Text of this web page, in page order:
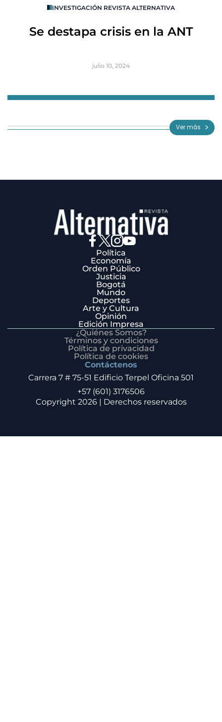
INVESTIGACIÓN REVISTA ALTERNATIVA
Se destapa crisis en la ANT
julio 10, 2024
3
Ver más
Política
Economía
Orden Público
Justicia
Bogotá
Mundo
Deportes
Arte y Cultura
Opinión
Edición Impresa
¿Quiénes Somos?
Términos y condiciones
Política de privacidad
Política de cookies
Contáctenos
Carrera 7 # 75-51 Edificio Terpel Oficina 501
+57 (601) 3176506
Copyright 2026 | Derechos reservados